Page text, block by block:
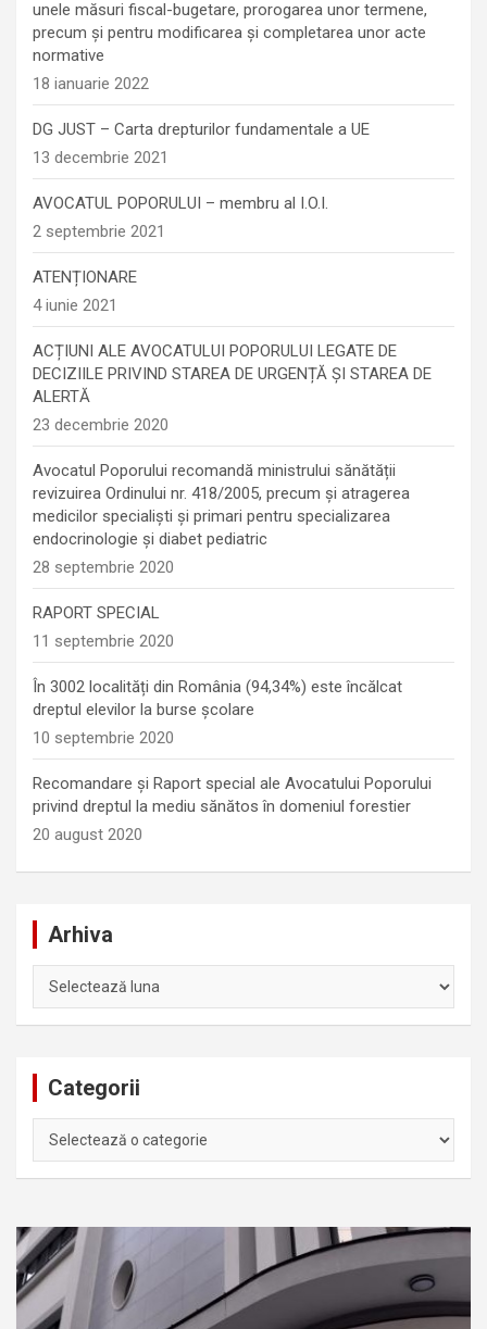
unele măsuri fiscal-bugetare, prorogarea unor termene,
precum şi pentru modificarea şi completarea unor acte
normative
18 ianuarie 2022
DG JUST – Carta drepturilor fundamentale a UE
13 decembrie 2021
AVOCATUL POPORULUI – membru al I.O.I.
2 septembrie 2021
ATENȚIONARE
4 iunie 2021
ACȚIUNI ALE AVOCATULUI POPORULUI LEGATE DE
DECIZIILE PRIVIND STAREA DE URGENȚĂ ȘI STAREA DE
ALERTĂ
23 decembrie 2020
Avocatul Poporului recomandă ministrului sănătății
revizuirea Ordinului nr. 418/2005, precum și atragerea
medicilor specialiști și primari pentru specializarea
endocrinologie şi diabet pediatric
28 septembrie 2020
RAPORT SPECIAL
11 septembrie 2020
În 3002 localități din România (94,34%) este încălcat
dreptul elevilor la burse școlare
10 septembrie 2020
Recomandare și Raport special ale Avocatului Poporului
privind dreptul la mediu sănătos în domeniul forestier
20 august 2020
Arhiva
Categorii